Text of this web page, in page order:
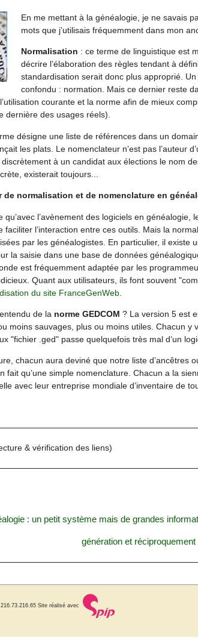
En me mettant à la généalogie, je ne savais
mots que j’utilisais fréquemment dans mon
Normalisation : ce terme de linguistique est
décrire l’élaboration des règles tendant à
standardisation serait donc plus approprié.
confondu : normation. Mais ce dernier reste
courante et la norme afin de mieux
dernière des usages réels).
désigne une liste de références dans un
les plats. Le nomenclateur n’est pas l’auteur
à un candidat aux élections le nom
existerait toujours...
de normalisation et de nomenclature en
qu’avec l’avènement des logiciels en généalogie,
faciliter l’interaction entre ces outils. Mais la
par les généalogistes. En particulier, il existe
la saisie dans une base de données
est fréquemment adaptée par les
Quant aux utilisateurs, ils font souvent
du site FranceGenWeb.
de la norme GEDCOM ? La version 5 est
moins sauvages, plus ou moins utiles. Chacun y
"fichier .ged" passe quelquefois très mal d’un
chacun aura deviné que notre liste d’ancêtres
fait qu’une simple nomenclature. Chacun a la
avec leur entreprise mondiale d’inventaire de
& vérification des liens)
: un petit système mais de grandes
génération et réciproquement
Site réalisé avec